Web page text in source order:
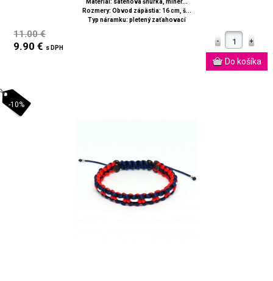
Materiál: saténová šnúrka, miner...
Rozmery: Obvod zápästia: 16 cm, š...
Typ náramku: pletený zaťahovací
11.00 €
9.90 € s DPH
-10%